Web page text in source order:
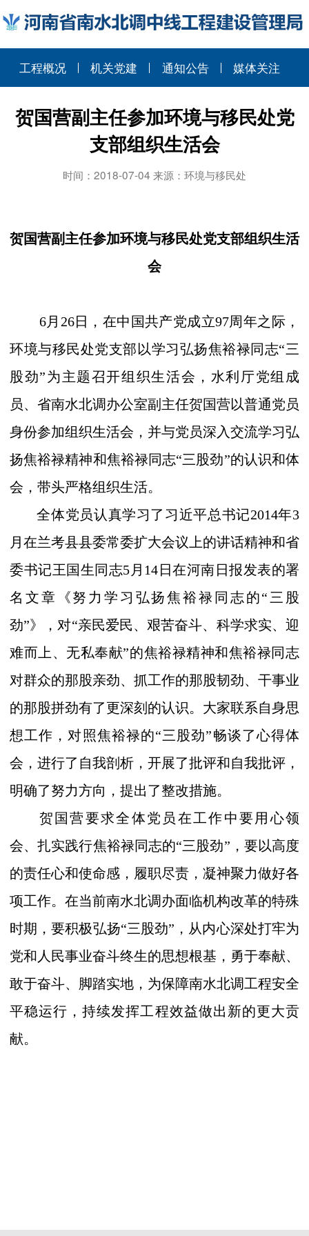
工程概况 机关党建 通知公告 媒体关注
贺国营副主任参加环境与移民处党
支部组织生活会
时间：2018-07-04 来源：环境与移民处
贺国营副主任参加环境与移民处党支部组织生活
会
6月 26日，在中国共产党成立97周年之际，
环境与移民处党支部以学习弘扬焦裕禄同志“三
股劲”为主题召开组织生活会，水利厅党组成
员、省南水北调办公室副主任贺国营以普通党员
身份参加组织生活会，并与党员深入交流学习弘
扬焦裕禄精神和焦裕禄同志“三股劲”的认识和体
会，带头严格组织生活。
全体党员认真学习了习近平总书记2014年3
月在兰考县县委常委扩大会议上的讲话精神和省
委书记王国生同志5 月 14 日在河南日报发表的署
名文章《努力学习弘扬焦裕禄同志的“ 三股
劲”》 ， 对“亲民爱民、艰苦奋斗、科学求实、迎
难而上、无私奉献”的焦裕禄精神和焦裕禄同志
对群众的那股亲劲、抓工作的那股韧劲、干事业
的那股拼劲有了更深刻的认识。大家联系自身思
想工作，对照焦裕禄的“三股劲”畅谈了心得体
会，进行了自我剖析，开展了批评和自我批评，
明确了努力方向，提出了整改措施。
贺国营要求全体党员在工作中要用心领
会、扎实践行焦裕禄同志的“三股劲” ，要以高度
的责任心和使命感，履职尽责，凝神聚力做好各
项工作。在当前南水北调办面临机构改革的特殊
时期，要积极弘扬“三股劲” ，从内心深处打牢为
党和人民事业奋斗终生的思想根基，勇于奉献、
敢于奋斗、脚踏实地， 为保障南水北调工程安全
平稳运行，持续发挥工程效益做出新的更大贡
献。